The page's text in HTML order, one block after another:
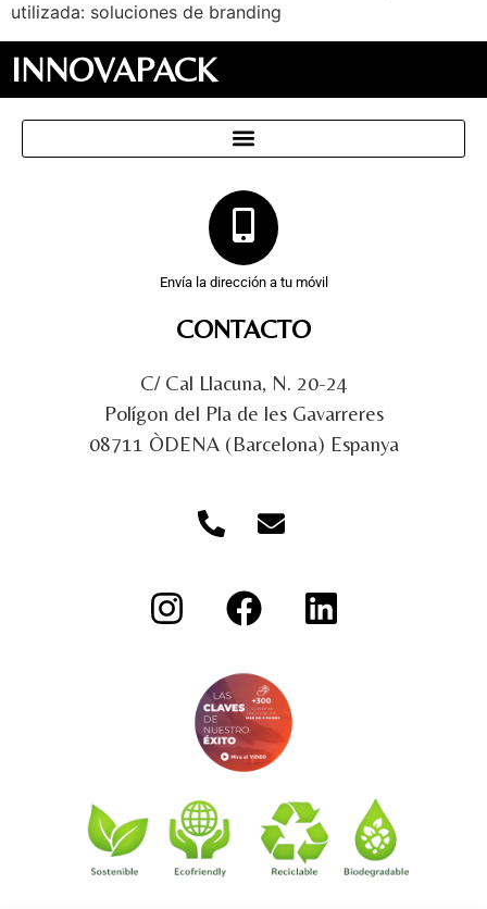
utilizada: soluciones de branding
INNOVAPACK
Envía la dirección a tu móvil
CONTACTO
C/ Cal Llacuna, N. 20-24
Polígon del Pla de les Gavarreres
08711 ÒDENA (Barcelona) Espanya